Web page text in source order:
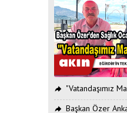
"Vatandaşımız
Başkan Özer